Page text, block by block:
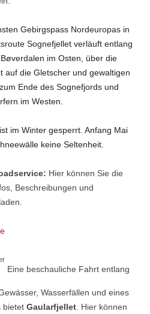
Gebirgspass Nordeuropas in
Sognefjellet verläuft entlang
im Osten, über die
auf die Gletscher und gewaltigen
Ende des Sognefjords und
im Westen.
im Winter gesperrt. Anfang Mai
keine Seltenheit.
Hier können Sie die
Beschreibungen und
Eine beschauliche Fahrt entlang
Wasserfällen und eines
bietet Gaularfjellet . Hier können